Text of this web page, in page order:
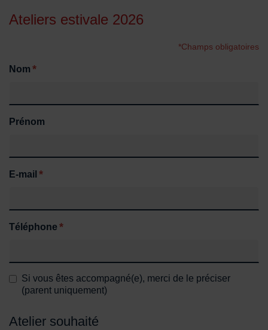
Ateliers estivale 2026
*Champs obligatoires
Nom *
Prénom
E-mail *
Téléphone *
Si vous êtes accompagné(e), merci de le préciser
(parent uniquement)
Atelier souhaité